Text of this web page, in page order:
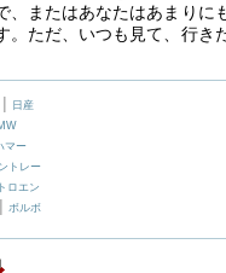
またはあなたはあまりに
。ただ、いつも見て、行き
|
日産
マー
トレー
ロエン
| ボルボ